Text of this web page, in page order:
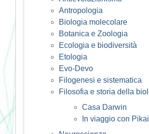
Antropologia
Biologia molecolare
Botanica e Zoologia
Ecologia e biodiversità
Etologia
Evo-Devo
Filogenesi e sistematica
Filosofia e storia della
Casa Darwin
In viaggio con